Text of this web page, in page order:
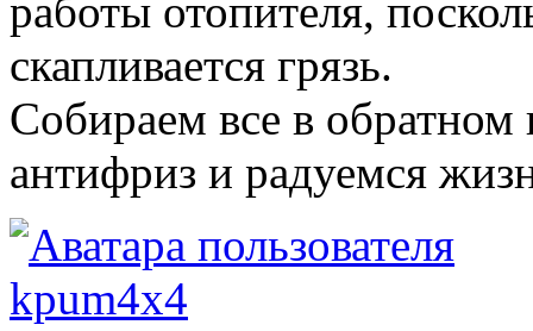
работы отопителя,
скапливается грязь.
Собираем все в обратном
антифриз и радуемся
kpum4x4